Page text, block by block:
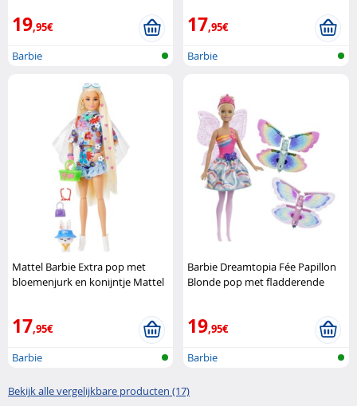
19,95€
Barbie
17,95€
Barbie
Mattel Barbie Extra pop met
bloemenjurk en konijntje Mattel
17,95€
Barbie
Barbie Dreamtopia Fée Papillon
Blonde pop met fladderende
19,95€
Barbie
Bekijk alle vergelijkbare producten (17)